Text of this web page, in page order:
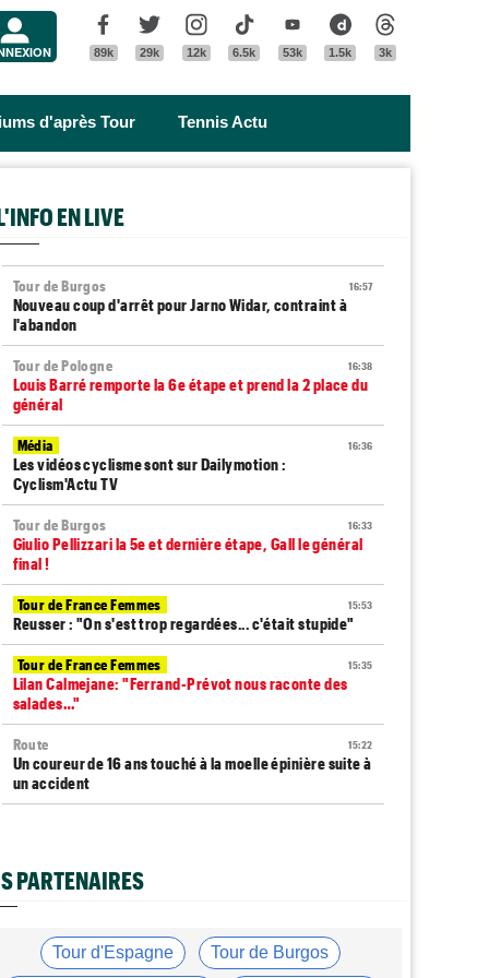
Facebook
89k
Twitter
29k
Instagram
12k
Tik Tok
6.5k
Youtube
53k
Dailymotion
1.5k 3k
d'après Tour Tennis Actu
EN LIVE
16:57
Tour de Burgos
Nouveau coup d'arrêt pour Jarno Widar, contraint à
l'abandon
16:38
Tour de Pologne
Louis Barré remporte la 6e étape et prend la 2 place du
général
16:36
Média
Les vidéos cyclisme sont sur Dailymotion :
Cyclism'Actu TV
16:33
Tour de Burgos
Giulio Pellizzari la 5e et dernière étape, Gall le général
final !
15:53
Tour de France Femmes
Reusser : "On s'est trop regardées... c'était stupide"
15:35
Tour de France Femmes
Lilan Calmejane: "Ferrand-Prévot nous raconte des
salades…"
15:22
Route
Un coureur de 16 ans touché à la moelle épinière suite à
un accident
Tour de France Femmes
Chaînes et Horaires… La diffusion TV de la 8e étape du
Route
PARTENAIRES
Tour d'Espagne Tour de Burgos